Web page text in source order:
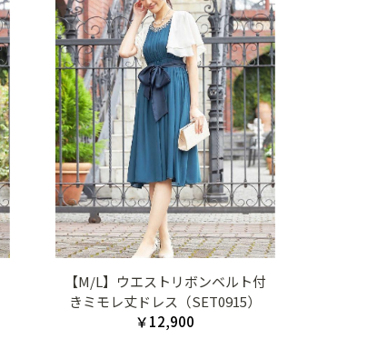
【M/L】ウエストリボンベルト付
きミモレ丈ドレス（SET0915）
￥12,900